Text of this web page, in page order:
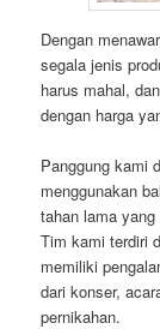
Dengan
segala jenis
harus mahal,
dengan harga
Panggung kami
menggunakan
tahan lama
Tim kami terdiri
memiliki
dari konser,
pernikahan.